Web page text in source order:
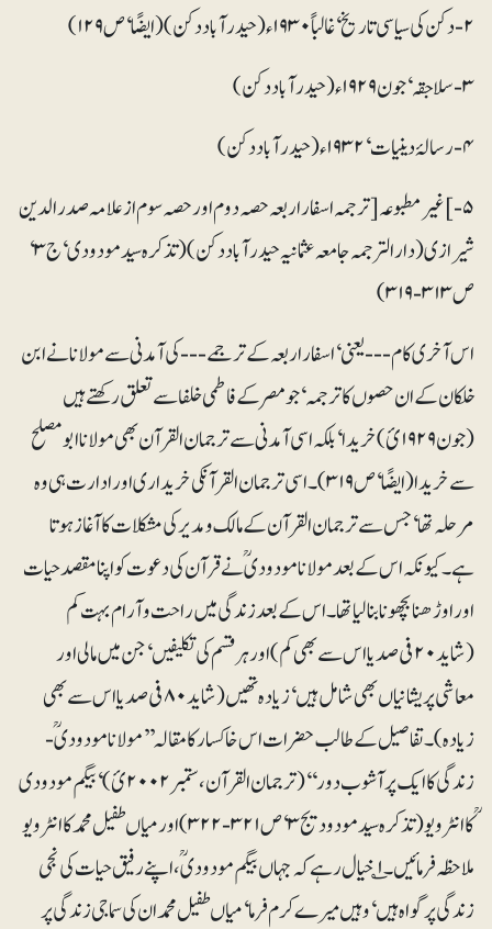
۵- ]غیرمطبوعہ[ ترجمہ اسفار اربعہ حصہ دوم اور حصہ سوم از علامہ صدر الدین
شیرازی (دارالترجمہ جامعہ عثمانیہ حیدر آباد دکن)(تذکرہ سید مودودی‘ ج ۳‘
ص ۳۱۳- ۳۱۹)
اس آخری کام --- یعنی‘ اسفار اربعہ کے ترجمے --- کی آمدنی سے مولانا نے ابن
خلکان کے ان حصوں کا ترجمہ‘ جو مصر کے فاطمی خلفا سے تعلق رکھتے ہیں
(جون ۱۹۲۹ئ) خریدا‘ بلکہ اسی آمدنی سے ترجمان القرآن بھی مولانا ابو مصلح
سے خریدا (ایضًا‘ ص ۳۱۹)۔ اسی ترجمان القرآنکی خریداری اور ادارت ہی وہ
مرحلہ تھا‘ جس سے ترجمان القرآن کے مالک و مدیر کی مشکلات کا آغاز ہوتا
ہے۔ کیونکہ اس کے بعد مولانا مودودیؒ نے قرآن کی دعوت کو اپنا مقصد حیات
اور اوڑھنا بچھونا بنا لیا تھا۔ اس کے بعد زندگی میں راحت و آرام بہت کم
(شاید ۲۰ فی صد یا اس سے بھی کم) اور ہر قسم کی تکلیفیں‘ جن میں مالی اور
معاشی پریشانیاں بھی شامل ہیں‘ زیادہ تھیں (شاید ۸۰ فی صد یا اس سے بھی
زیادہ)۔ تفاصیل کے طالب حضرات اس خاکسار کا مقالہ ’’مولانا مودودیؒ -
زندگی کا ایک پرآشوب دور‘‘(ترجمان القرآن،ستمبر۲۰۰۲ئ)‘ بیگم مودودی
ؒکا انٹرویو(تذکرہ سید مودودیج۳‘ ص ۳۲۱-۳۲۲) اور میاں طفیل محمد کا انٹرویو
ملاحظہ فرمائیں۔۱؎ خیال رہے کہ جہاں بیگم مودودیؒ، اپنے رفیق حیات کی نجی
زندگی پر گواہ ہیں‘ وہیں میرے کرم فرما‘ میاں طفیل محمد ان کی سماجی زندگی پر